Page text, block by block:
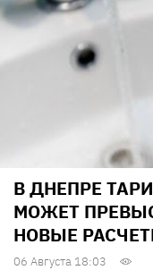
В ДНЕПРЕ
МОЖЕТ
НОВЫЕ
06 Августа 18:03